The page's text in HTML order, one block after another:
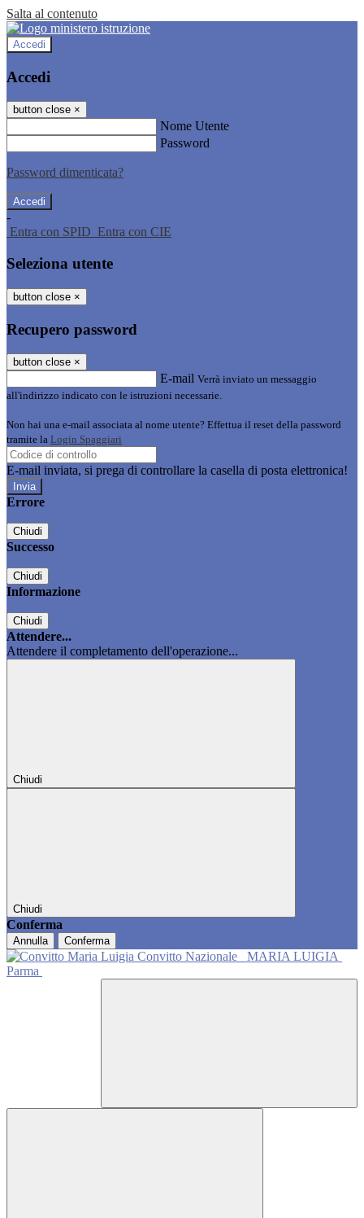
Salta al contenuto
Accedi
Accedi
button close ×
Nome Utente
Password
Password dimenticata?
-
Entra con SPID Entra con CIE
Seleziona utente
button close ×
Recupero password
button close ×
E-mail Verrà inviato un messaggio
all'indirizzo indicato con le istruzioni necessarie.
Non hai una e-mail associata al nome utente? Effettua il reset della password
tramite la Login Spaggiari
E-mail inviata, si prega di controllare la casella di posta elettronica!
Errore
Chiudi
Successo
Chiudi
Informazione
Chiudi
Attendere...
Attendere il completamento dell'operazione...
Chiudi
Chiudi
Conferma
Annulla Conferma
Convitto Nazionale
MARIA LUIGIA
Parma